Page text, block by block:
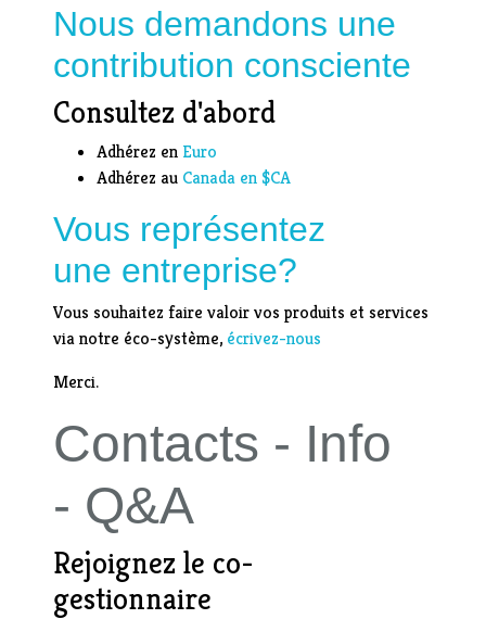
Nous demandons une
contribution consciente
Consultez d'abord
Adhérez en Euro
Adhérez au Canada en $CA
Vous représentez
une entreprise?
Vous souhaitez faire valoir vos produits et services
via notre éco-système, écrivez-nous
Merci.
Contacts - Info
- Q&A
Rejoignez le co-
gestionnaire